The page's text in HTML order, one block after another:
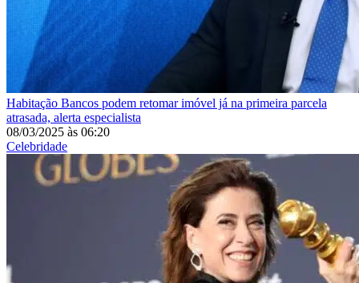
Habitação Bancos podem retomar imóvel já na primeira parcela
atrasada, alerta especialista
08/03/2025 às 06:20
Celebridade